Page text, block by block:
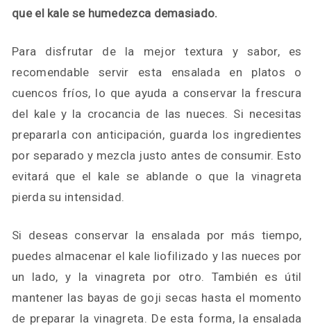
que el kale se humedezca demasiado.
Para disfrutar de la mejor textura y sabor, es
recomendable servir esta ensalada en platos o
cuencos fríos, lo que ayuda a conservar la frescura
del kale y la crocancia de las nueces. Si necesitas
prepararla con anticipación, guarda los ingredientes
por separado y mezcla justo antes de consumir. Esto
evitará que el kale se ablande o que la vinagreta
pierda su intensidad.
Si deseas conservar la ensalada por más tiempo,
puedes almacenar el kale liofilizado y las nueces por
un lado, y la vinagreta por otro. También es útil
mantener las bayas de goji secas hasta el momento
de preparar la vinagreta. De esta forma, la ensalada